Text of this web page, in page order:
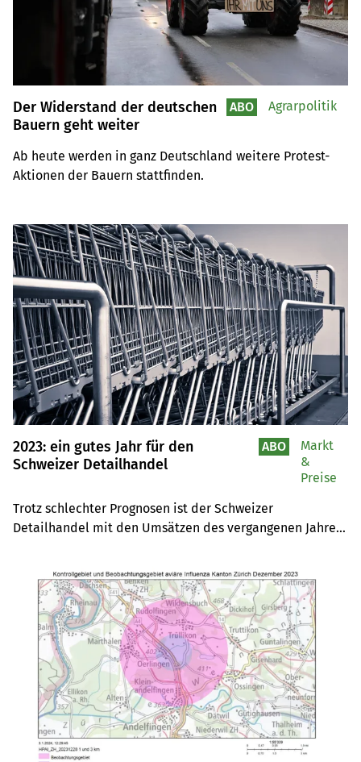
Der Widerstand der deutschen
Bauern geht weiter
Ab heute werden in ganz Deutschland weitere Protest-
Aktionen der Bauern stattfinden.
ABO Agrarpolitik
2023: ein gutes Jahr für den
Schweizer Detailhandel
Trotz schlechter Prognosen ist der Schweizer
Detailhandel mit den Umsätzen des vergangenen Jahres
ABO
Markt
&
Preise